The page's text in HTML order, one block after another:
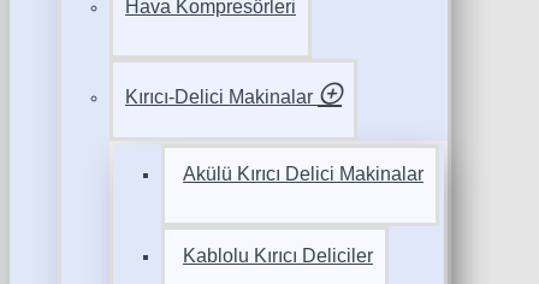
Hava Kompresörleri
Kırıcı-Delici Makinalar
Akülü Kırıcı Delici Makinalar
Kablolu Kırıcı Deliciler